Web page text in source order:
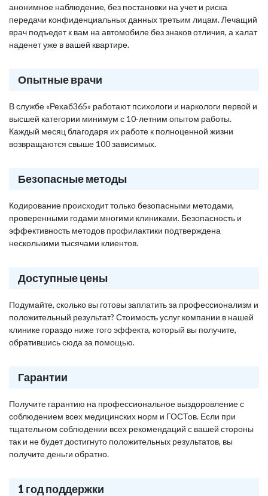
анонимное наблюдение, без постановки на учет и риска
передачи конфиденциальных данных третьим лицам. Лечащий
врач подъедет к вам на автомобиле без знаков отличия, а халат
наденет уже в вашей квартире.
Опытные врачи
В службе «Рехаб365» работают психологи и наркологи первой и
высшей категории минимум с 10-летним опытом работы.
Каждый месяц благодаря их работе к полноценной жизни
возвращаются свыше 100 зависимых.
Безопасные методы
Кодирование происходит только безопасными методами,
проверенными годами многими клиниками. Безопасность и
эффективность методов профилактики подтверждена
несколькими тысячами клиентов.
Доступные цены
Подумайте, сколько вы готовы заплатить за профессионализм и
положительный результат? Стоимость услуг компании в нашей
клинике гораздо ниже того эффекта, который вы получите,
обратившись сюда за помощью.
Гарантии
Получите гарантию на профессиональное выздоровление с
соблюдением всех медицинских норм и ГОСТов. Если при
тщательном соблюдении всех рекомендаций с вашей стороны
так и не будет достигнуто положительных результатов, вы
получите деньги обратно.
1 год поддержки